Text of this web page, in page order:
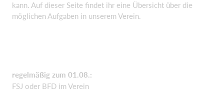
kann. Auf dieser Seite findet ihr eine Übersicht über die
möglichen Aufgaben in unserem Verein.
regelmäßig zum 01.08.:
FSJ oder BFD im Verein